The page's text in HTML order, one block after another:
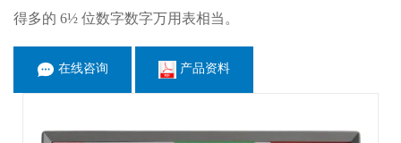
得多的 6½ 位数字数字万用表相当。
在线咨询 产品资料